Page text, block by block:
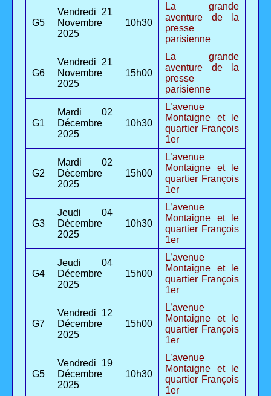
G5
Vendredi 21
Novembre
2025
10h30
La grande
aventure de la
presse
parisienne
G6
Vendredi 21
Novembre
2025
15h00
La grande
aventure de la
presse
parisienne
G1
Mardi 02
Décembre
2025
10h30
L’avenue
Montaigne et le
quartier François
1er
G2
Mardi 02
Décembre
2025
15h00
L’avenue
Montaigne et le
quartier François
1er
G3
Jeudi 04
Décembre
2025
10h30
L’avenue
Montaigne et le
quartier François
1er
G4
Jeudi 04
Décembre
2025
15h00
L’avenue
Montaigne et le
quartier François
1er
G7
Vendredi 12
Décembre
2025
15h00
L’avenue
Montaigne et le
quartier François
1er
G5
Vendredi 19
Décembre
2025
10h30
L’avenue
Montaigne et le
quartier François
1er